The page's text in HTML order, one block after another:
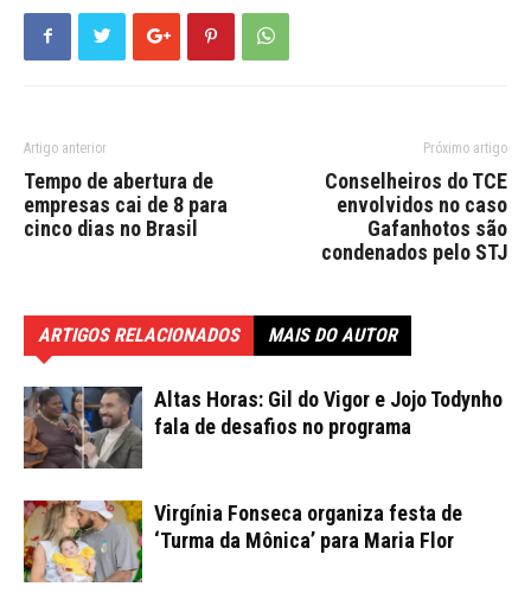
Artigo anterior
Tempo de abertura de
empresas cai de 8 para
cinco dias no Brasil
Próximo artigo
Conselheiros do TCE
envolvidos no caso
Gafanhotos são
condenados pelo STJ
ARTIGOS RELACIONADOS MAIS DO AUTOR
Altas Horas: Gil do Vigor e Jojo Todynho
fala de desafios no programa
Virgínia Fonseca organiza festa de
‘Turma da Mônica’ para Maria Flor